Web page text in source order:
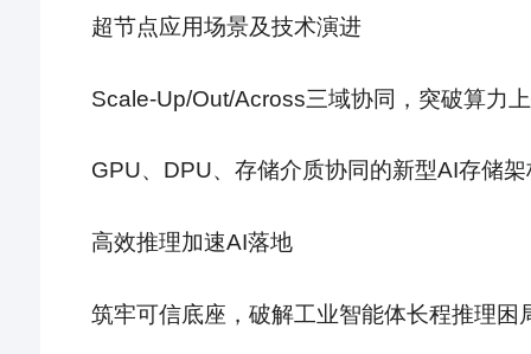
超节点应用场景及技术演进
Scale-Up/Out/Across三域协同，突破算力
GPU、DPU、存储介质协同的新型AI存储架
高效推理加速AI落地
筑牢可信底座，破解工业智能体长程推理困